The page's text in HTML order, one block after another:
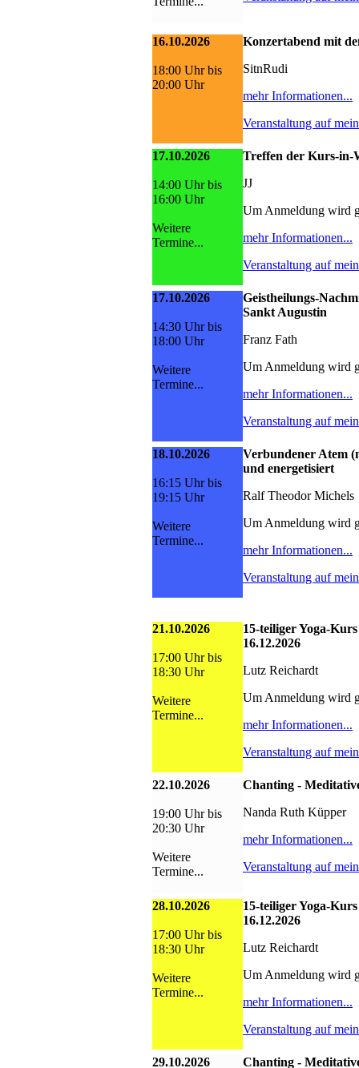
16.10.2026
18:00 Uhr bis
20:00 Uhr
Konzertabend mit
SitnRudi
mehr Informationen...
Veranstaltung auf
17.10.2026
14:00 Uhr bis
16:00 Uhr
Weitere
Termine...
Treffen der Kurs-in-
JJ
Um Anmeldung wird
mehr Informationen...
Veranstaltung auf
17.10.2026
14:30 Uhr bis
18:00 Uhr
Weitere
Termine...
Geistheilungs-
Sankt Augustin
Franz Fath
Um Anmeldung wird
mehr Informationen...
Veranstaltung auf
18.10.2026
16:15 Uhr bis
19:15 Uhr
Weitere
Termine...
Verbundener Atem
und energetisiert
Ralf Theodor Michels
Um Anmeldung wird
mehr Informationen...
Veranstaltung auf
21.10.2026
17:00 Uhr bis
18:30 Uhr
Weitere
Termine...
15-teiliger Yoga-
16.12.2026
Lutz Reichardt
Um Anmeldung wird
mehr Informationen...
Veranstaltung auf
22.10.2026
19:00 Uhr bis
20:30 Uhr
Weitere
Termine...
Chanting -
Nanda Ruth Küpper
mehr Informationen...
Veranstaltung auf
28.10.2026
17:00 Uhr bis
18:30 Uhr
Weitere
Termine...
15-teiliger Yoga-
16.12.2026
Lutz Reichardt
Um Anmeldung wird
mehr Informationen...
Veranstaltung auf
29.10.2026
Chanting -